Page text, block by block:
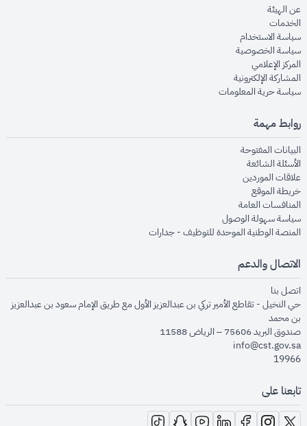
عن الهيئةopens in new window
الخدماتopens in new window
سياسة الاستخدام
سياسة الخصوصيةopens in new window
المركز الإعلاميopens in new window
المشاركة الإلكترونيةopens in new window
سياسة حرية المعلوماتopens in new window
روابط مهمة
البيانات المفتوحةopens in new window
الأسئلة الشائعةopens in new window
علاقات الموردينopens in new window
خريطة الموقعopens in new window
المنافسات العامةopens in new window
سياسة سهولة الوصولopens in new window
المنصة الوطنية الموحدة للتوظيف - جداراتopens in new window
الاتصال والدعم
اتصل بنا
حي النخيل - تقاطع الأمير تركي بن عبدالعزيز الأول مع طريق الإمام سعود بن عبدالعزيز
بن محمد
صندوق البريد 75606 – الرياض 11588
info@cst.gov.sa
19966
تابعنا على